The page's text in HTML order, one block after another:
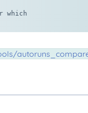
which